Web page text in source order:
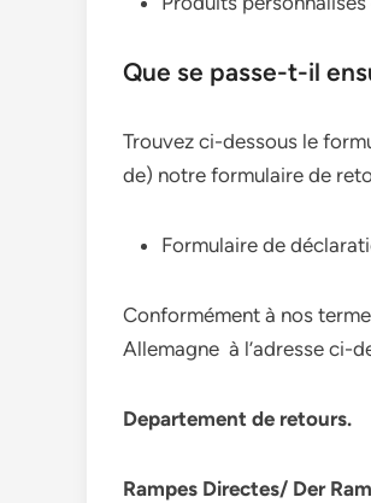
Que se passe-t-il
Trouvez ci-dessous le
de) notre formulaire de
Formulaire de
Conformément à nos
Allemagne à l’adresse ci-
Departement de retours.
Rampes Directes/ Der